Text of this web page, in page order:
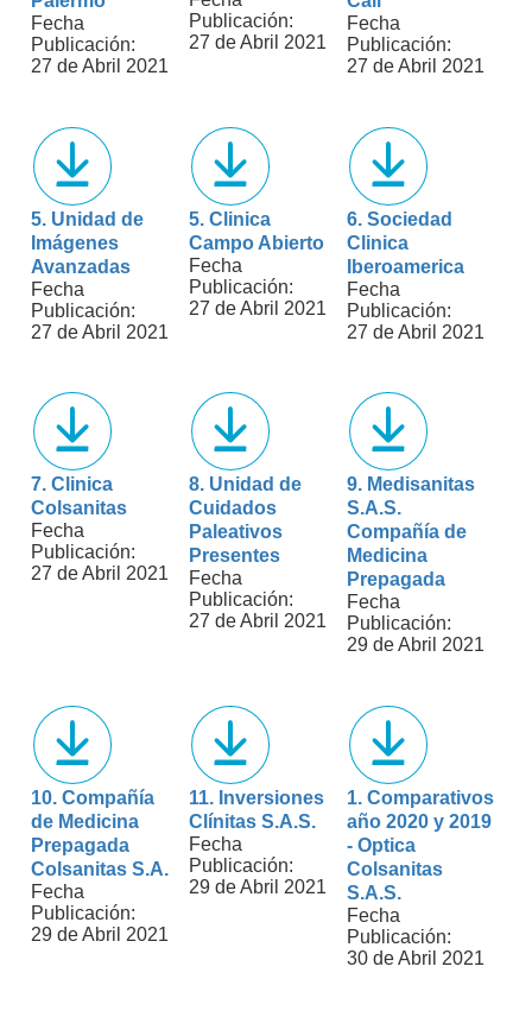
Fecha
Publicación:
27 de Abril 2021
Publicación:
27 de Abril 2021
Fecha
Publicación:
27 de Abril 2021
5. Unidad de
Imágenes
Avanzadas
Fecha
Publicación:
27 de Abril 2021
5. Clinica
Campo Abierto
Fecha
Publicación:
27 de Abril 2021
6. Sociedad
Clinica
Iberoamerica
Fecha
Publicación:
27 de Abril 2021
7. Clinica
Colsanitas
Fecha
Publicación:
27 de Abril 2021
8. Unidad de
Cuidados
Paleativos
Presentes
Fecha
Publicación:
27 de Abril 2021
9. Medisanitas
S.A.S.
Compañía de
Medicina
Prepagada
Fecha
Publicación:
29 de Abril 2021
10. Compañía
de Medicina
Prepagada
Colsanitas S.A.
Fecha
Publicación:
29 de Abril 2021
11. Inversiones
Clínitas S.A.S.
Fecha
Publicación:
29 de Abril 2021
1. Comparativos
año 2020 y 2019
- Optica
Colsanitas
S.A.S.
Fecha
Publicación:
30 de Abril 2021